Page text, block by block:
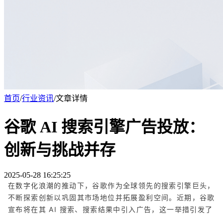
首页/行业资讯/文章详情
谷歌 AI 搜索引擎广告投放：
创新与挑战并存
2025-05-28 16:25:25
在数字化浪潮的推动下，谷歌作为全球领先的搜索引擎巨头，
不断探索创新以巩固其市场地位并拓展盈利空间。近期，谷歌
宣布将在其 AI 搜索、搜索结果中引入广告，这一举措引发了